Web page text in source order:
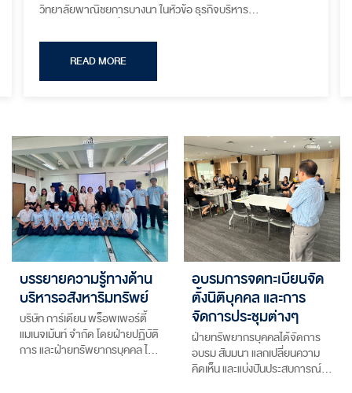
วิทยาลัยพาณิชยการบางนา ในหัวข้อ ธุรกิจบริหาร
และแนะแนวอาชีพทางด้านงานบริหารอสังหาริมทรัพย์ ให้กับ
นักศึกษาที่มีความสนใจทางด้านนี้
READ MORE
บรรยายความรู้ทางด้าน
บริหารอสังหาริมทรัพย์
บริษัท การ์เดียน พร็อพเพอร์ตี้
แมเนจเม้นท์ จำกัด โดยฝ่ายปฏิบัติ
การ และฝ่ายทรัพยากรบุคคล ไ…
อบรมการจดทะเบียนจัด
ตั้งนิติบุคคล และการ
จัดการประชุมต่างๆ
ฝ่ายทรัพยากรบุคคลได้จัดการ
อบรม สัมมนา แลกเปลี่ยนความ
คิดเห็น และแบ่งปันประสบการณ์…